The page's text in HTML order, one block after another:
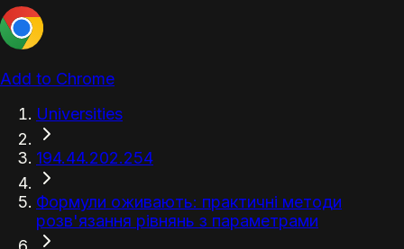
Add to Chrome
Universities
194.44.202.254
Формули оживають: практичні методи
розв'язання рівнянь з параметрами